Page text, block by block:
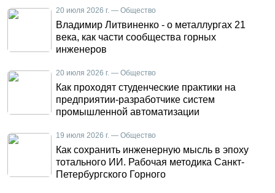
20 июля 2026 г. — Общество
Владимир Литвиненко - о металлургах 21
века, как части сообщества горных
инженеров
20 июля 2026 г. — Общество
Как проходят студенческие практики на
предприятии-разработчике систем
промышленной автоматизации
19 июля 2026 г. — Общество
Как сохранить инженерную мысль в эпоху
тотального ИИ. Рабочая методика Санкт-
Петербургского Горного